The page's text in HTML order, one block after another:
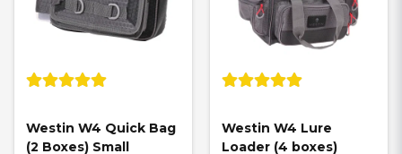
Westin W4 Quick Bag
(2 Boxes) Small
Westin W4 Lure
Loader (4 boxes)